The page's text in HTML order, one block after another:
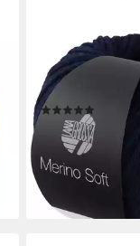
MERINO SOFT
125 m (Weiches
Merinowolle und
3,95 €
(79,00 €/ 1 kg)
lieferbar - in 3-4